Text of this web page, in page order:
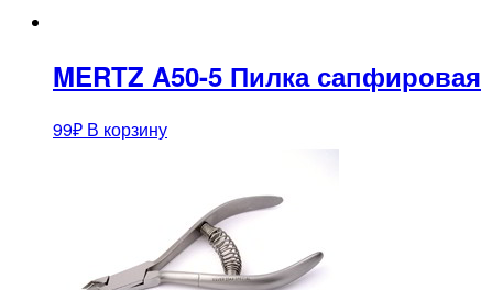
MERTZ A50-5 Пилка сапфировая
99₽ В корзину